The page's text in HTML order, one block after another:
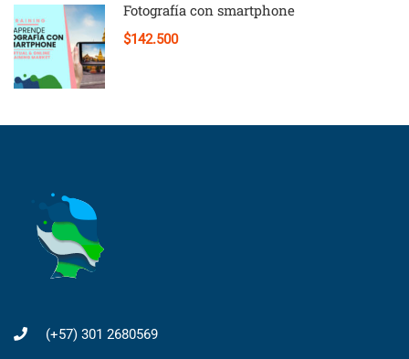
Fotografía con smartphone
$142.500
(+57) 301 2680569